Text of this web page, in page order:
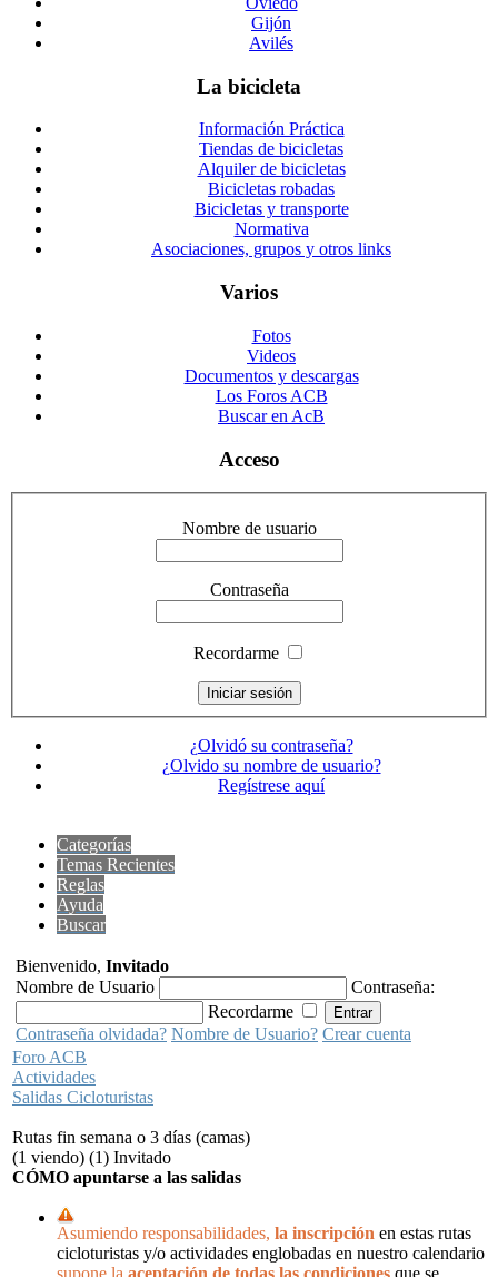
Gijón
Avilés
La bicicleta
Información Práctica
Tiendas de bicicletas
Alquiler de bicicletas
Bicicletas robadas
Bicicletas y transporte
Normativa
Asociaciones, grupos y otros links
Varios
Fotos
Videos
Documentos y descargas
Los Foros ACB
Buscar en AcB
Acceso
Nombre de usuario
Contraseña
Recordarme
¿Olvidó su contraseña?
¿Olvido su nombre de usuario?
Regístrese aquí
Categorías
Temas Recientes
Reglas
Ayuda
Buscar
Bienvenido, Invitado
Nombre de Usuario
Contraseña:
Recordarme
Contraseña olvidada? Nombre de Usuario? Crear cuenta
Foro ACB
Actividades
Salidas Cicloturistas
Rutas fin semana o 3 días (camas)
(1 viendo) (1) Invitado
CÓMO apuntarse a las salidas
Asumiendo responsabilidades, la inscripción en estas rutas
cicloturistas y/o actividades englobadas en nuestro calendario
supone la aceptación de todas las condiciones que se